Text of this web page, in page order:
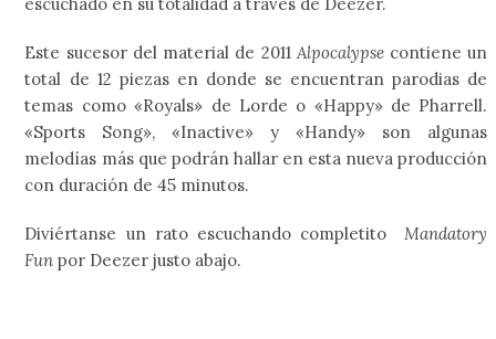
Este sucesor del material de 2011 Alpocalypsecontiene un
total de 12 piezas en donde se encuentran parodias de
temas como «Royals» de Lorde o «Happy» de Pharrell.
«Sports Song», «Inactive» y «Handy» son algunas
melodías más que podrán hallar en esta nueva producción
con duración de 45 minutos.
Diviértanse un rato escuchando completitoMandatory
Funpor Deezer justo abajo.